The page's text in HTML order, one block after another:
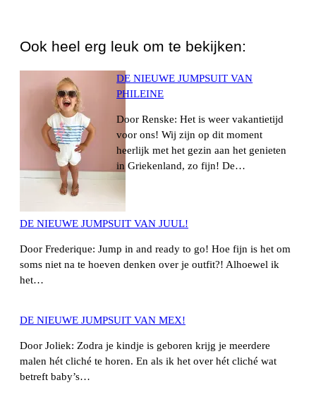
Ook heel erg leuk om te bekijken:
DE NIEUWE JUMPSUIT VAN
PHILEINE
Door Renske: Het is weer vakantietijd
voor ons! Wij zijn op dit moment
heerlijk met het gezin aan het genieten
in Griekenland, zo fijn! De…
DE NIEUWE JUMPSUIT VAN JUUL!
Door Frederique: Jump in and ready to go! Hoe fijn is het om
soms niet na te hoeven denken over je outfit?! Alhoewel ik
het…
DE NIEUWE JUMPSUIT VAN MEX!
Door Joliek: Zodra je kindje is geboren krijg je meerdere
malen hét cliché te horen. En als ik het over hét cliché wat
betreft baby’s…